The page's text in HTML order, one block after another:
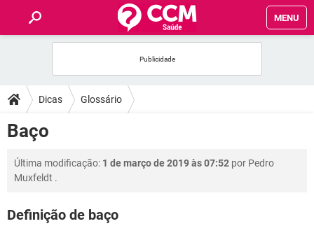
MENU
FÓRUM
SAÚDE
FAMÍLIA
Dicas Glossário
Baço
Última modificação: 1 de março de 2019 às 07:52 por Pedro
Muxfeldt .
Definição de baço